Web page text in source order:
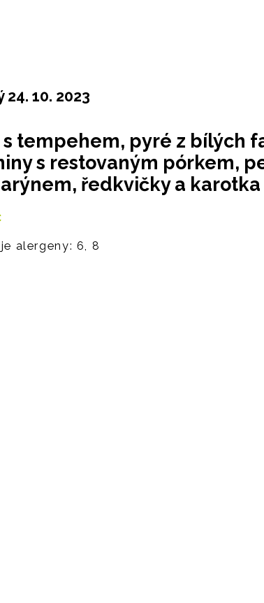
24. 10. 2023
s tempehem, pyré z bílých
s restovaným pórkem,
ředkvičky a
alergeny: 6, 8